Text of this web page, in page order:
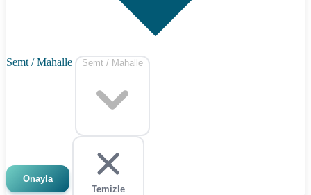
Semt / Mahalle Semt / Mahalle
Onayla
Temizle